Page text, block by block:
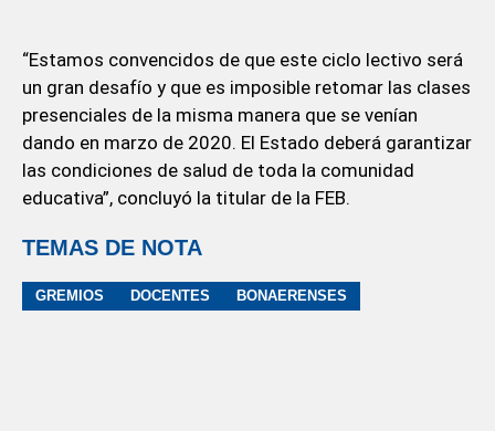
“Estamos convencidos de que este ciclo lectivo será
un gran desafío y que es imposible retomar las clases
presenciales de la misma manera que se venían
dando en marzo de 2020. El Estado deberá garantizar
las condiciones de salud de toda la comunidad
educativa”, concluyó la titular de la FEB.
TEMAS DE NOTA
GREMIOS DOCENTES BONAERENSES